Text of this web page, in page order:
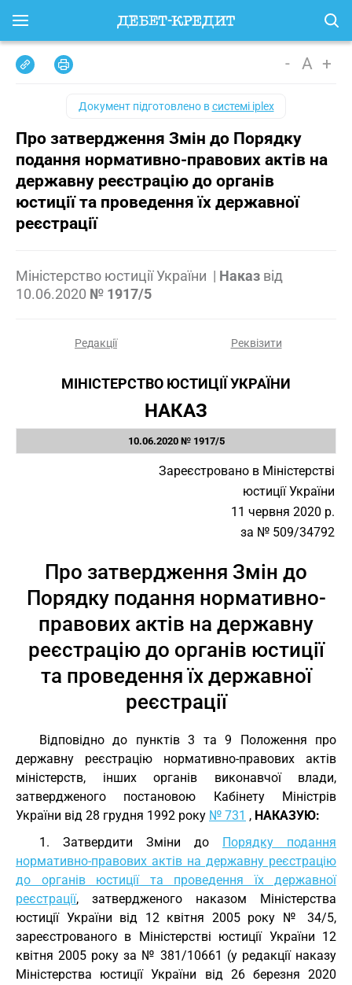
- A +
Документ підготовлено всистемі iplex
Про затвердження Змін до Порядку
подання нормативно-правових актів на
державну реєстрацію до органів
юстиції та проведення їх державної
реєстрації
Міністерство юстиції України | Наказ від
10.06.2020 № 1917/5
Редакції Реквізити
МІНІСТЕРСТВО ЮСТИЦІЇ УКРАЇНИ
НАКАЗ
10.06.2020 № 1917/5
Зареєстровано в Міністерстві
юстиції України
11 червня 2020 р.
за № 509/34792
Про затвердження Змін до
Порядку подання нормативно-
правових актів на державну
реєстрацію до органів юстиції
та проведення їх державної
реєстрації
Відповідно до пунктів 3 та 9 Положення про
державну реєстрацію нормативно-правових актів
міністерств, інших органів виконавчої влади,
затвердженого постановою Кабінету Міністрів
України від 28 грудня 1992 року № 731 , НАКАЗУЮ:
1. Затвердити Зміни до Порядку подання
нормативно-правових актів на державну реєстрацію
до органів юстиції та проведення їх державної
реєстрації, затвердженого наказом Міністерства
юстиції України від 12 квітня 2005 року № 34/5,
зареєстрованого в Міністерстві юстиції України 12
квітня 2005 року за № 381/10661 (у редакції наказу
Міністерства юстиції України від 26 березня 2020